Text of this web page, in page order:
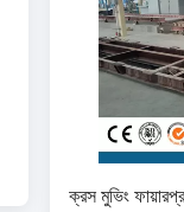
ক্রস মুভিং